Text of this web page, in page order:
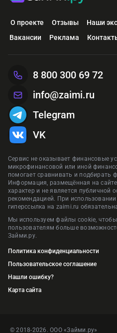
О проекте Отзывы Наши
Вакансии
Реклама
Сервис не оказывает финансовые
микрофинансовой или иной
помогает сравнивать и подбирать
Информация, размещённая на
характер и не является публичной
рекомендацией. При
гиперссылка на zaimi.ru
Мы используем файлы cookie, чтобы
пользователям больше
Займи.ру.
Политика конфиденциальности
Пользовательское соглашение
Нашли ошибку?
Карта сайта
8 800 300 69 72
info@zaimi.ru
Telegram
VK
© 2018-2026. ООО «Займи.ру»